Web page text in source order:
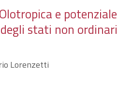
e potenziale
stati non ordinari
Lorenzetti